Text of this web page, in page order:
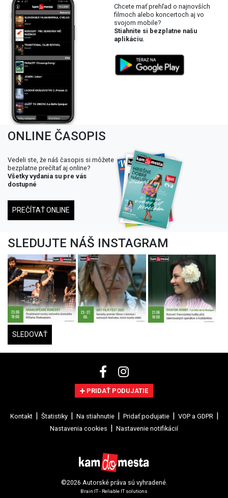
Chcete mať prehľad o najnovších
filmoch alebo koncertoch aj vo
svojom mobile?
Stiahnite si bezplatne našu
aplikáciu.
ONLINE ČASOPIS
Vedeli ste, že náš časopis si môžete
bezplatne prečítať aj online?
Všetky vydania su pre vás
dostupné
PREČÍTAŤ ONLINE
SLEDUJTE NÁŠ INSTAGRAM
SLEDOVAŤ
PRIDAŤ PODUJATIE
Kontakt Štatistiky Na stiahnutie Pridať podujatie
VOP a GDPR
Nastavenia cookies
Nastavenie notifikácií
©2026 Autorské práva sú vyhradené.
Brain:IT - Reliable IT solutions